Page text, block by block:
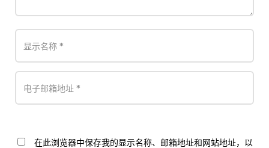
在此浏览器中保存我的显示名称、邮箱地址和网站地址，以